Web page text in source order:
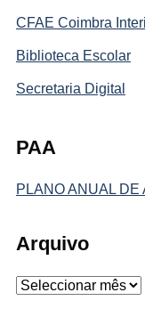
CFAE Coimbra
Biblioteca Escolar
Secretaria Digital
PAA
PLANO ANUAL DE
Arquivo
Arquivo